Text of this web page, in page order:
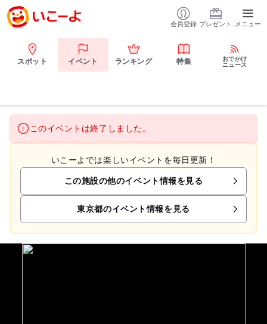
会員登録 プレゼント メニュー
スポット イベント ランキング 特集
おでかけ
ニュース
このイベントは終了しました。
いこーよでは楽しいイベントを毎日更新！
この施設の他のイベント情報を見る
東京都のイベント情報を見る